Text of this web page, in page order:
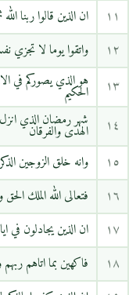
١١
ان الذين قالوا ربنا
١٢
واتقوا يوما لا
١٣
هو الذي يصوركم في
الحكيم
١٤
شهر رمضان الذي
الهدى والفرقان
١٥
وانه خلق الزوجين
١٦
فتعالى الله الملك
١٧
ان الذين يجادلون في
١٨
فاكهين بما اتاهم